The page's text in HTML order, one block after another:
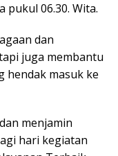
pukul 06.30. Wita.
dan
juga membantu
hendak masuk ke
menjamin
hari kegiatan